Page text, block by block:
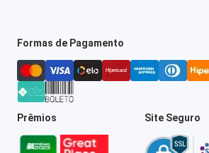
Formas de Pagamento
Prêmios Site Seguro